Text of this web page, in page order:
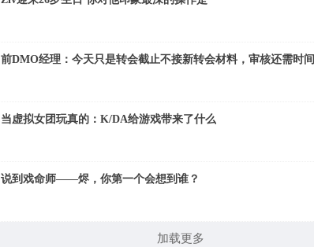
前DMO经理：今天只是转会截止不接新转会材料，审核还需时间
当虚拟女团玩真的：K/DA给游戏带来了什么
说到戏命师——烬，你第一个会想到谁？
加载更多